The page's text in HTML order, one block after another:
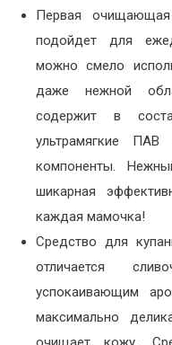
Первая
подойдет для
можно смело
даже нежной
содержит в
ультрамягкие
компоненты.
шикарная
каждая мамочка!
Средство для
отличается
успокаивающим
максимально